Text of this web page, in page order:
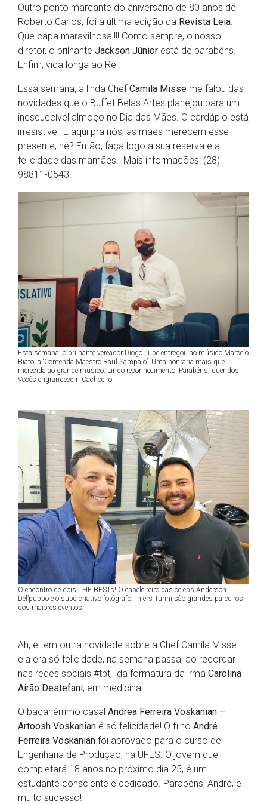
Outro ponto marcante do aniversário de 80 anos de
Roberto Carlos, foi a última edição da Revista Leia.
Que capa maravilhosa!!!! Como sempre, o nosso
diretor, o brilhante Jackson Júnior está de parabéns.
Enfim, vida longa ao Rei!
Essa semana, a linda Chef Camila Misse me falou das
novidades que o Buffet Belas Artes planejou para um
inesquecível almoço no Dia das Mães. O cardápio está
irresistível! E aqui pra nós, as mães merecem esse
presente, né? Então, faça logo a sua reserva e a
felicidade das mamães. Mais informações: (28)
98811-0543.
Esta semana, o brilhante vereador Diogo Lube entregou ao músico Marcelo
Biato, a ‘Comenda Maestro Raul Sampaio’. Uma honraria mais que
merecida ao grande músico. Lindo reconhecimento! Parabéns, queridos!
Vocês engrandecem Cachoeiro.
O encontro de dois THE BESTs! O cabeleireiro das celebs Anderson
Del’puppo e o supercriativo fotógrafo Thiers Turini são grandes parceiros
dos maiores eventos.
Ah, e tem outra novidade sobre a Chef Camila Misse:
ela era só felicidade, na semana passa, ao recordar
nas redes sociais #tbt, da formatura da irmã Carolina
Airão Destefani, em medicina.
O bacanérrimo casal Andrea Ferreira Voskanian –
Artoosh Voskanian é só felicidade! O filho André
Ferreira Voskanian foi aprovado para o curso de
Engenharia de Produção, na UFES. O jovem que
completará 18 anos no próximo dia 25, é um
estudante consciente e dedicado. Parabéns, André, e
muito sucesso!